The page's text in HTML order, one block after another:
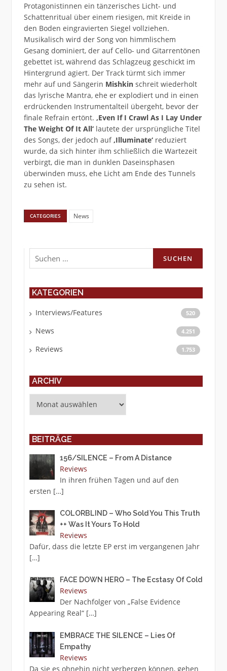
Protagonistinnen ein tänzerisches Licht- und
Schattenritual über einem riesigen, mit Kreide in
den Boden eingravierten Siegel vollziehen.
Musikalisch wird der Song von himmlischem
Gesang dominiert, der auf Cello- und Gitarrentönen
gebettet ist, während das Schlagzeug geschickt im
Hintergrund agiert. Der Track türmt sich immer
mehr auf und Sängerin Mishkinschreit wiederholt
das lyrische Mantra, ehe er explodiert und in einen
erdrückenden Instrumentalteil übergeht, bevor der
finale Refrain ertönt. ‚Even If I Crawl As I Lay Under
The Weight Of It All‘lautete der ursprüngliche Titel
des Songs, der jedoch auf ‚Illuminate‘reduziert
wurde, da sich hinter ihm schließlich die Wartezeit
verbirgt, die man in dunklen Daseinsphasen
überwinden muss, ehe Licht am Ende des Tunnels
zu sehen ist.
CATEGORIES News
Suchen
nach:
KATEGORIEN
Interviews/Features 520
News 4.251
Reviews 1.753
ARCHIV
BEITRÄGE
156/SILENCE – From A Distance
Reviews
In ihren frühen Tagen und auf den
ersten […]
COLORBLIND – Who Sold You This Truth
++ Was It Yours To Hold
Reviews
Dafür, dass die letzte EP erst im vergangenen Jahr
[…]
FACE DOWN HERO – The Ecstasy Of Cold
Reviews
Der Nachfolger von „False Evidence
Appearing Real“ […]
EMBRACE THE SILENCE – Lies Of
Empathy
Reviews
Da sie es ohnehin nicht verbergen können, gehen